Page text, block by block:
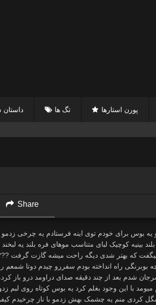
تگ ها پورن استارها
Share
یه بوس برای خودم توی اینه فرستادم یه چرخی
کوچیک لبای متناسب موهای فره بلند یه لبخند
که بهتر شدی دیگه راحت میشه گازت گرفت
بوبرنگی راه انداخته بودم سفررو چیدم دوتا شمعم
شدم بعد از چند دقیقه صدای دراومد درو باز
با این وجود بغلم کرد یه بوس کوتاه روی لبم
کردی منم یه چشمک بهش زدمو با ناز چرخیدم